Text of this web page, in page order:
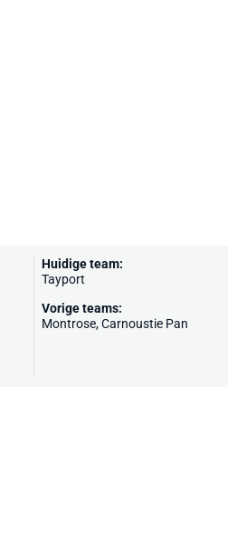
Huidige team:
Tayport
Vorige teams:
Montrose, Carnoustie Pan